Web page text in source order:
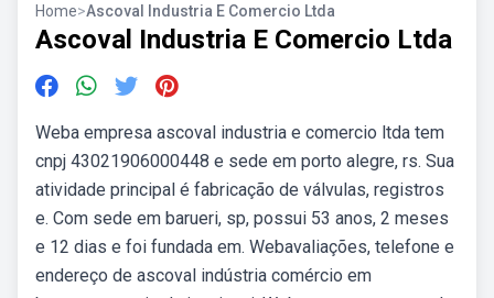
Home>Ascoval Industria E Comercio Ltda
Ascoval Industria E Comercio Ltda
Weba empresa ascoval industria e comercio ltda tem
cnpj 43021906000448 e sede em porto alegre, rs. Sua
atividade principal é fabricação de válvulas, registros
e. Com sede em barueri, sp, possui 53 anos, 2 meses
e 12 dias e foi fundada em. Webavaliações, telefone e
endereço de ascoval indústria comércio em